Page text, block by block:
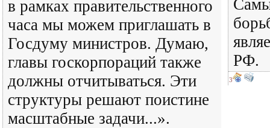
в рамках правительственного
часа мы можем приглашать в
Госдуму министров. Думаю,
главы госкорпораций также
должны отчитываться. Эти
структуры решают поистине
масштабные задачи...».
РФ.
3